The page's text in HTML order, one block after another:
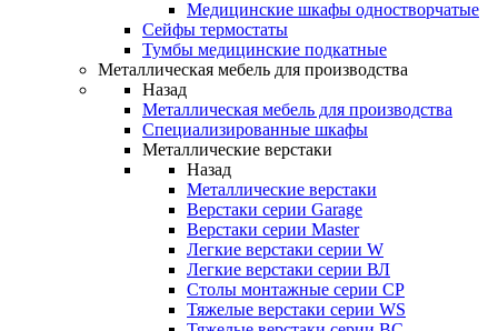
Медицинские шкафы одностворчатые
Сейфы термостаты
Тумбы медицинские подкатные
Металлическая мебель для производства
Назад
Металлическая мебель для производства
Cпециализированные шкафы
Металлические верстаки
Назад
Металлические верстаки
Верстаки серии Garage
Верстаки серии Master
Легкие верстаки серии W
Легкие верстаки серии ВЛ
Столы монтажные серии СР
Тяжелые верстаки серии WS